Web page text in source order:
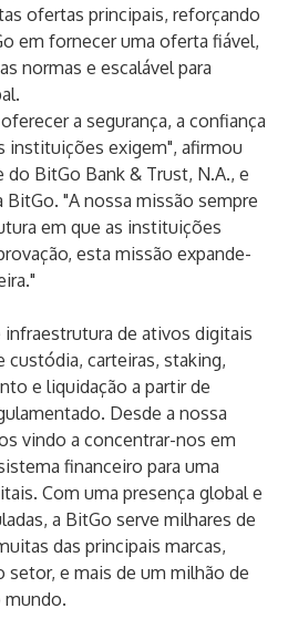
ofertas principais, reforçando
em fornecer uma oferta fiável,
normas e escalável para
a segurança, a confiança
instituições exigem", afirmou
do BitGo Bank & Trust, N.A., e
"A nossa missão sempre
em que as instituições
esta missão expande-
infraestrutura de ativos digitais
custódia, carteiras, staking,
e liquidação a partir de
Desde a nossa
vindo a concentrar-nos em
financeiro para uma
Com uma presença global e
a BitGo serve milhares de
das principais marcas,
setor, e mais de um milhão de